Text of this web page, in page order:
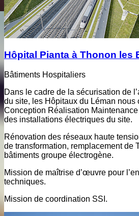
Hôpital Pianta à Thonon les
Bâtiments Hospitaliers
Dans le cadre de la sécurisation de
du site, les Hôpitaux du Léman nous
Conception Réalisation
des installations électriques du site.
Rénovation des réseaux haute
de transformation, remplacement de
bâtiments groupe électrogène.
Mission de maîtrise d’œuvre pour
techniques.
Mission de coordination SSI.